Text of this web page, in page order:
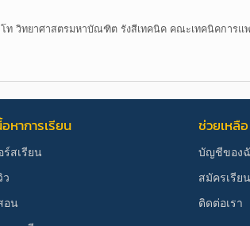
วิทยาศาสตรมหาบัณฑิต รังสีเทคนิค คณะเทคนิคการ
อหาการเรียน
ร์สเรียน
ว
อน
ช่วยเหลือ
บัญชีของ
สมัครเรียน
ติดต่อเรา